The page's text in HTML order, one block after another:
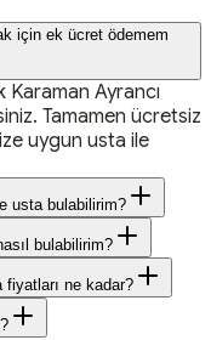
için ek ücret ödemem
Ayrancı
Tamamen ücretsiz
uygun usta ile
usta bulabilirim?
bulabilirim?
fiyatları ne kadar?